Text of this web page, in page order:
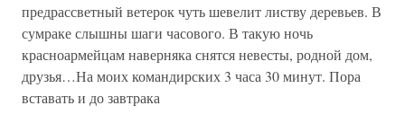
предрассветный ветерок чуть шевелит листву деревьев. В
сумраке слышны шаги часового. В такую ночь
красноармейцам наверняка снятся невесты, родной дом,
друзья…На моих командирских 3 часа 30 минут. Пора
вставать и до завтрака